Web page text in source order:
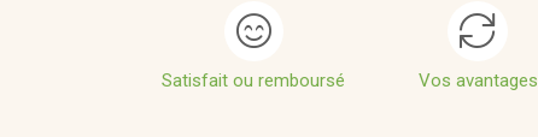
Satisfait ou remboursé Vos avantages